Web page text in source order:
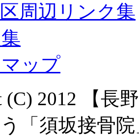
周辺リンク集
ップ
(C) 2012 【長
「須坂接骨院